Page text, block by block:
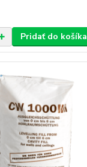
Pridať do košíka